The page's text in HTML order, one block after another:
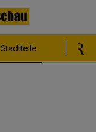
Stadtteile